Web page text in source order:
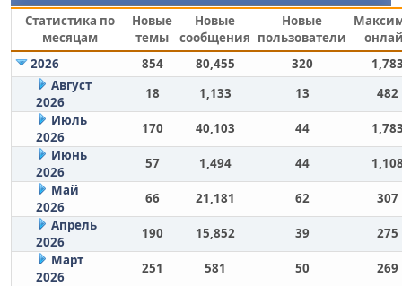
Статистика по
месяцам
Новые
темы
Новые
сообщения
Новые
пользователи
2026
854 80,455 320
Август
2026
18 1,133 13
482
Июль
2026
170 40,103 44
Июнь
2026
57 1,494 44
Май
2026
66 21,181 62
307
Апрель
2026
190 15,852 39
275
Март
2026
251 581 50 269